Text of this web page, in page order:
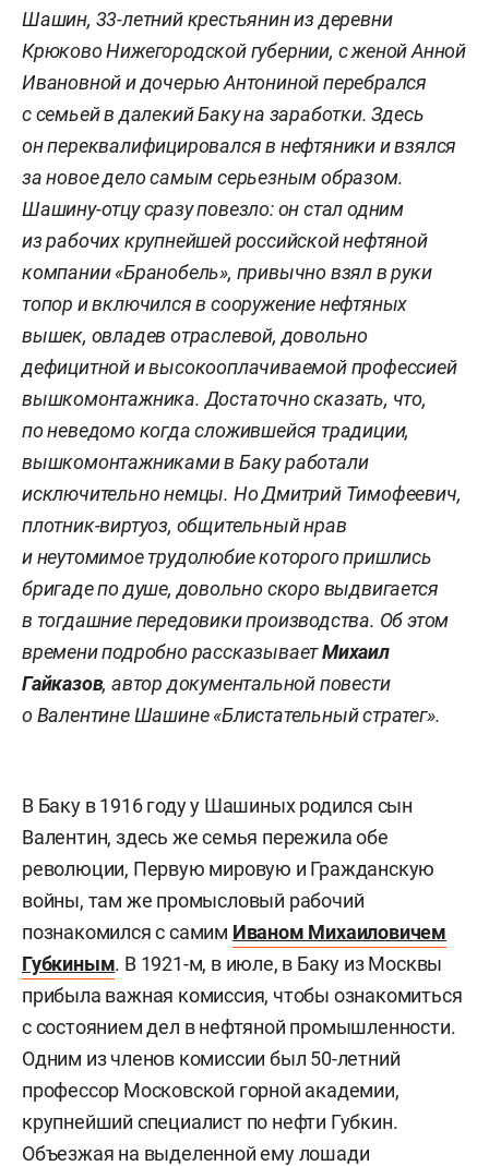
Шашин, 33-летний крестьянин из деревни
Крюково Нижегородской губернии, с женой Анной
Ивановной и дочерью Антониной перебрался
с семьей в далекий Баку на заработки. Здесь
он переквалифицировался в нефтяники и взялся
за новое дело самым серьезным образом.
Шашину-отцу сразу повезло: он стал одним
из рабочих крупнейшей российской нефтяной
компании «Бранобель», привычно взял в руки
топор и включился в сооружение нефтяных
вышек, овладев отраслевой, довольно
дефицитной и высокооплачиваемой профессией
вышкомонтажника. Достаточно сказать, что,
по неведомо когда сложившейся традиции,
вышкомонтажниками в Баку работали
исключительно немцы. Но Дмитрий Тимофеевич,
плотник-виртуоз, общительный нрав
и неутомимое трудолюбие которого пришлись
бригаде по душе, довольно скоро выдвигается
в тогдашние передовики производства. Об этом
времени подробно рассказываетМихаил
Гайказов, автор документальной повести
о Валентине Шашине «Блистательный стратег».
В Баку в 1916 году у Шашиных родился сын
Валентин, здесь же семья пережила обе
революции, Первую мировую и Гражданскую
войны, там же промысловый рабочий
познакомился с самим Иваном Михаиловичем
Губкиным. В 1921-м, в июле, в Баку из Москвы
прибыла важная комиссия, чтобы ознакомиться
с состоянием дел в нефтяной промышленности.
Одним из членов комиссии был 50-летний
профессор Московской горной академии,
крупнейший специалист по нефти Губкин.
Объезжая на выделенной ему лошади